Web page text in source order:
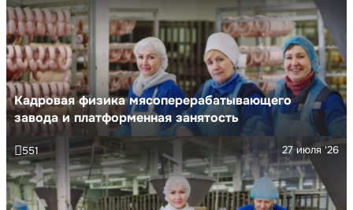
Кадровая физика мясоперерабатывающего
завода и платформенная занятость
27 июля '26
551